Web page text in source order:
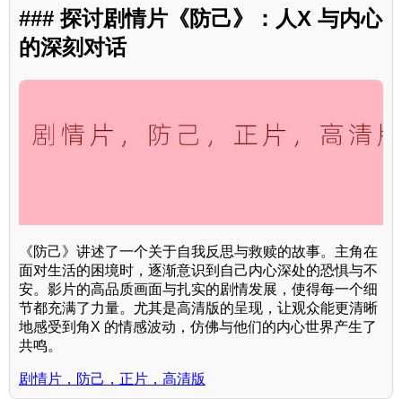
### 探讨剧情片《防己》：人X 与内心
的深刻对话
《防己》讲述了一个关于自我反思与救赎的故事。主角在
面对生活的困境时，逐渐意识到自己内心深处的恐惧与不
安。影片的高品质画面与扎实的剧情发展，使得每一个细
节都充满了力量。尤其是高清版的呈现，让观众能更清晰
地感受到角X 的情感波动，仿佛与他们的内心世界产生了
共鸣。
剧情片，防己，正片，高清版